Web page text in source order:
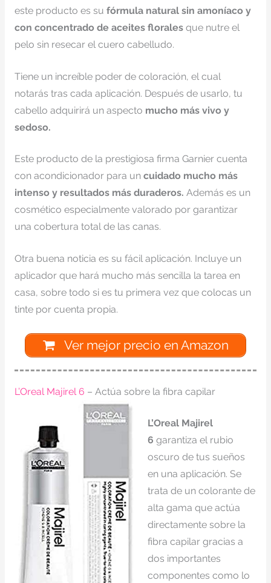
este producto es su fórmula natural sin amoníaco y
con concentrado de aceites florales que nutre el
pelo sin resecar el cuero cabelludo.
Tiene un increíble poder de coloración, el cual
notarás tras cada aplicación. Después de usarlo, tu
cabello adquirirá un aspecto mucho más vivo y
sedoso.
Este producto de la prestigiosa firma Garnier cuenta
con acondicionador para un cuidado mucho más
intenso y resultados más duraderos. Además es un
cosmético especialmente valorado por garantizar
una cobertura total de las canas.
Otra buena noticia es su fácil aplicación. Incluye un
aplicador que hará mucho más sencilla la tarea en
casa, sobre todo si es tu primera vez que colocas un
tinte por cuenta propia.
Ver mejor precio en Amazon
L’Oreal Majirel 6 – Actúa sobre la fibra capilar
L’Oreal Majirel
6garantiza el rubio
oscuro de tus sueños
en una aplicación. Se
trata de un colorante de
alta gama que actúa
directamente sobre la
fibra capilar gracias a
dos importantes
componentes como lo